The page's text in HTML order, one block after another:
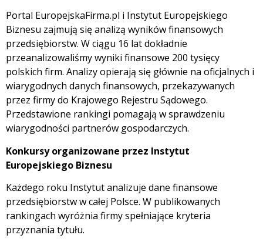
Portal EuropejskaFirma.pl i Instytut Europejskiego
Biznesu zajmują się analizą wyników finansowych
przedsiębiorstw. W ciągu 16 lat dokładnie
przeanalizowaliśmy wyniki finansowe 200 tysięcy
polskich firm. Analizy opierają się głównie na oficjalnych i
wiarygodnych danych finansowych, przekazywanych
przez firmy do Krajowego Rejestru Sądowego.
Przedstawione rankingi pomagają w sprawdzeniu
wiarygodności partnerów gospodarczych.
Konkursy organizowane przez Instytut
Europejskiego Biznesu
Każdego roku Instytut analizuje dane finansowe
przedsiębiorstw w całej Polsce. W publikowanych
rankingach wyróżnia firmy spełniające kryteria
przyznania tytułu.